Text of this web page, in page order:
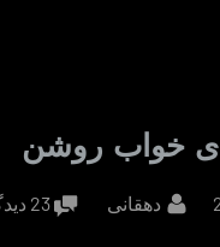
خواب روشن
By
دهقانی 23 دیدگاه